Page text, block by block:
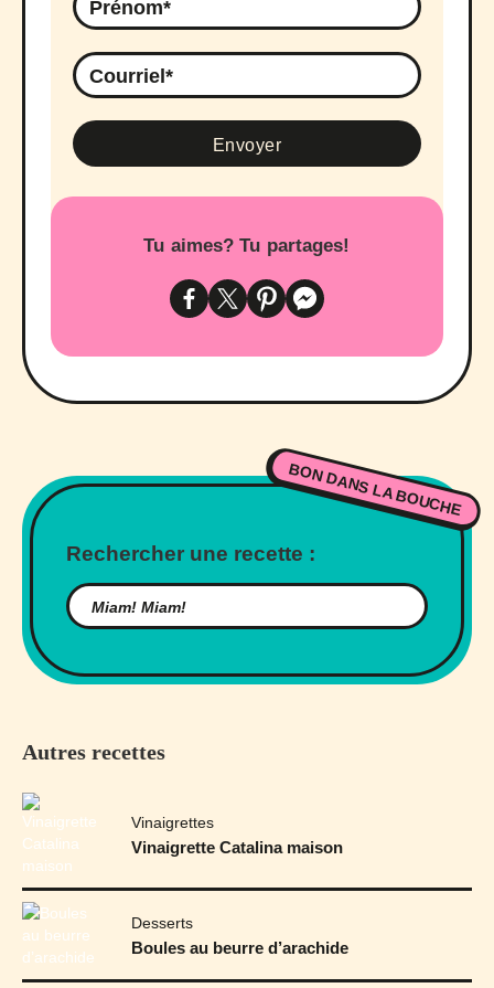
Tu aimes? Tu partages!
BON DANS LA BOUCHE
Rechercher une recette :
Autres recettes
Vinaigrettes
Vinaigrette Catalina maison
Desserts
Boules au beurre d’arachide